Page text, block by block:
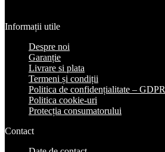
Informații utile
Despre noi
Garanție
Livrare si plata
Termeni și condiții
Politica de confidențialitate – GDPR
Politica cookie-uri
Protecția consumatorului
Contact